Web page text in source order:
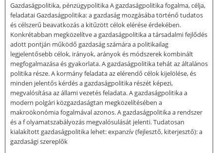
Gazdaságpolitika, pénzügypolitika A gazdaságpolitika fogalma, célja,
feladatai Gazdaságpolitika: a gazdaság mozgásába történő tudatos
és célszerű beavatkozás a kitűzött célok elérése érdekében.
Konkrétabban megközelítve a gazdaságpolitika a társadalmi fejlődés
adott pontján működő gazdaság számára a politikailag
legjelentősebb célok, irányok, arányok és módszerek kombinált
megfogalmazása és gyakorlata. A gazdaságpolitika tehát az általános
politika része. A kormány feladata az elérendő célok kijelölése, és
minden jelentős kérdés a gazdaságpolitika részét képezi,
megvalósítása az állami vezetés feladata. A gazdaságpolitika a
modern polgári közgazdaságtan megközelítésében a
makroökonómia fogalmával azonos. A gazdaságpolitika a rendszer
és a f olyamatszabályozás megvalósulását jelenti. Tudatosan
kialakított gazdaságpolitika lehet: expanzív (fejlesztő, kiterjesztő): a
gazdasági szereplők